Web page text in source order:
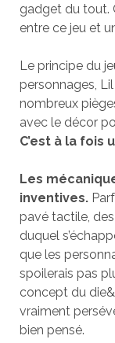
gadget du tout.
entre ce jeu et
Le principe du
personnages,
nombreux
avec le décor
C’est à la fois
Les
inventives.
pavé tactile,
duquel
que les
spoilerais pas
concept du
vraiment
bien pensé.